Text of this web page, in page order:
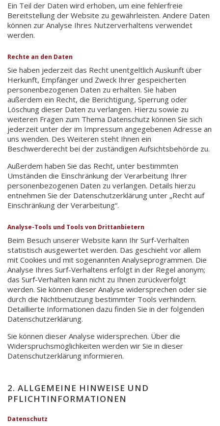
Ein Teil der Daten wird erhoben, um eine fehlerfreie
Bereitstellung der Website zu gewährleisten. Andere Daten
können zur Analyse Ihres Nutzerverhaltens verwendet
werden.
Rechte an den Daten
Sie haben jederzeit das Recht unentgeltlich Auskunft über
Herkunft, Empfänger und Zweck Ihrer gespeicherten
personenbezogenen Daten zu erhalten. Sie haben
außerdem ein Recht, die Berichtigung, Sperrung oder
Löschung dieser Daten zu verlangen. Hierzu sowie zu
weiteren Fragen zum Thema Datenschutz können Sie sich
jederzeit unter der im Impressum angegebenen Adresse an
uns wenden. Des Weiteren steht Ihnen ein
Beschwerderecht bei der zuständigen Aufsichtsbehörde zu.
Außerdem haben Sie das Recht, unter bestimmten
Umständen die Einschränkung der Verarbeitung Ihrer
personenbezogenen Daten zu verlangen. Details hierzu
entnehmen Sie der Datenschutzerklärung unter „Recht auf
Einschränkung der Verarbeitung“.
Analyse-Tools und Tools von Drittanbietern
Beim Besuch unserer Website kann Ihr Surf-Verhalten
statistisch ausgewertet werden. Das geschieht vor allem
mit Cookies und mit sogenannten Analyseprogrammen. Die
Analyse Ihres Surf-Verhaltens erfolgt in der Regel anonym;
das Surf-Verhalten kann nicht zu Ihnen zurückverfolgt
werden. Sie können dieser Analyse widersprechen oder sie
durch die Nichtbenutzung bestimmter Tools verhindern.
Detaillierte Informationen dazu finden Sie in der folgenden
Datenschutzerklärung.
Sie können dieser Analyse widersprechen. Über die
Widerspruchsmöglichkeiten werden wir Sie in dieser
Datenschutzerklärung informieren.
2. ALLGEMEINE HINWEISE UND
PFLICHTINFORMATIONEN
Datenschutz